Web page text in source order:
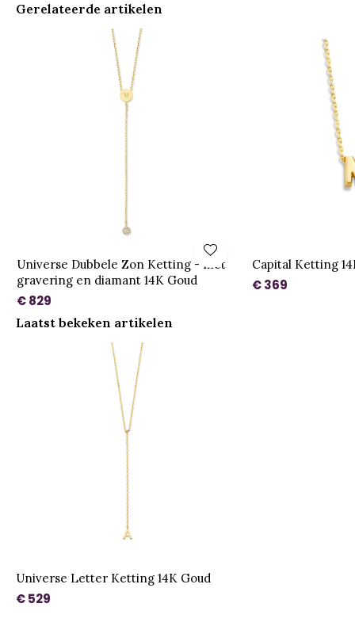
Gerelateerde artikelen
Universe Dubbele Zon Ketting - met
gravering en diamant 14K Goud
€ 829
Capital Ketting
€ 369
Laatst bekeken artikelen
Universe Letter Ketting 14K Goud
€ 529